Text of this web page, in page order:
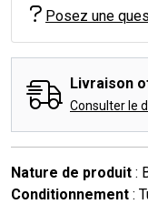
Posez une
Livraison
Consulter le
Nature de produit :
Conditionnement :